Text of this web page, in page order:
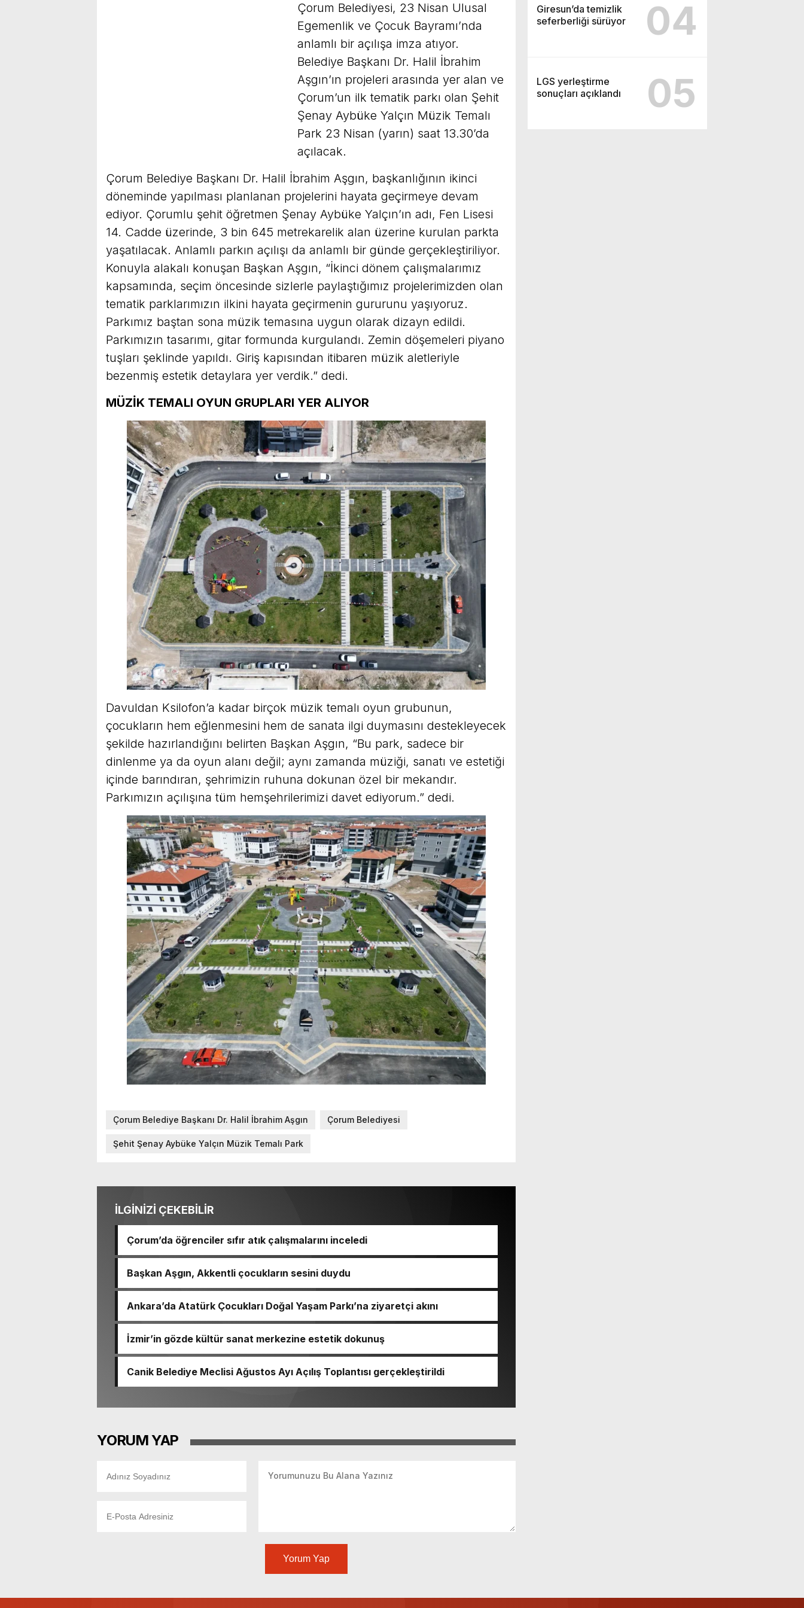
Giresun’da temizlik
seferberliği sürüyor
04
LGS yerleştirme
sonuçları açıklandı
05
Çorum Belediyesi, 23 Nisan Ulusal
Egemenlik ve Çocuk Bayramı’nda
anlamlı bir açılışa imza atıyor.
Belediye Başkanı Dr. Halil İbrahim
Aşgın’ın projeleri arasında yer alan ve
Çorum’un ilk tematik parkı olan Şehit
Şenay Aybüke Yalçın Müzik Temalı
Park 23 Nisan (yarın) saat 13.30’da
açılacak.
Çorum Belediye Başkanı Dr. Halil İbrahim Aşgın, başkanlığının ikinci
döneminde yapılması planlanan projelerini hayata geçirmeye devam
ediyor. Çorumlu şehit öğretmen Şenay Aybüke Yalçın’ın adı, Fen Lisesi
14. Cadde üzerinde, 3 bin 645 metrekarelik alan üzerine kurulan parkta
yaşatılacak. Anlamlı parkın açılışı da anlamlı bir günde gerçekleştiriliyor.
Konuyla alakalı konuşan Başkan Aşgın, “İkinci dönem çalışmalarımız
kapsamında, seçim öncesinde sizlerle paylaştığımız projelerimizden olan
tematik parklarımızın ilkini hayata geçirmenin gururunu yaşıyoruz.
Parkımız baştan sona müzik temasına uygun olarak dizayn edildi.
Parkımızın tasarımı, gitar formunda kurgulandı. Zemin döşemeleri piyano
tuşları şeklinde yapıldı. Giriş kapısından itibaren müzik aletleriyle
bezenmiş estetik detaylara yer verdik.” dedi.
MÜZİK TEMALI OYUN GRUPLARI YER ALIYOR
Davuldan Ksilofon’a kadar birçok müzik temalı oyun grubunun,
çocukların hem eğlenmesini hem de sanata ilgi duymasını destekleyecek
şekilde hazırlandığını belirten Başkan Aşgın, “Bu park, sadece bir
dinlenme ya da oyun alanı değil; aynı zamanda müziği, sanatı ve estetiği
içinde barındıran, şehrimizin ruhuna dokunan özel bir mekandır.
Parkımızın açılışına tüm hemşehrilerimizi davet ediyorum.” dedi.
Çorum Belediye Başkanı Dr. Halil İbrahim Aşgın Çorum Belediyesi
Şehit Şenay Aybüke Yalçın Müzik Temalı Park
İLGİNİZİ ÇEKEBİLİR
Çorum’da öğrenciler sıfır atık çalışmalarını inceledi
Başkan Aşgın, Akkentli çocukların sesini duydu
Ankara’da Atatürk Çocukları Doğal Yaşam Parkı’na ziyaretçi akını
İzmir’in gözde kültür sanat merkezine estetik dokunuş
Canik Belediye Meclisi Ağustos Ayı Açılış Toplantısı gerçekleştirildi
YORUM YAP
Yorum Yap